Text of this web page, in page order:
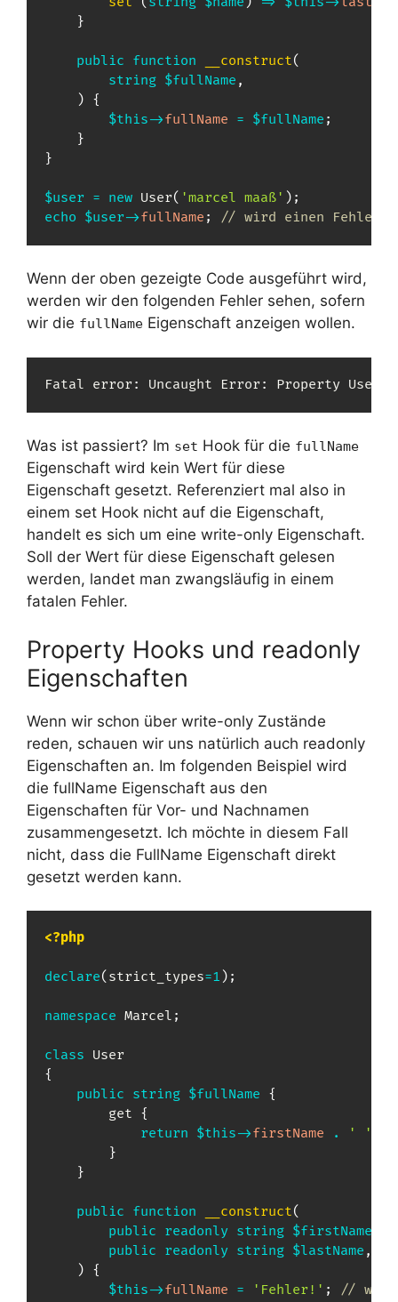
}
public function __construct(
string $fullName ,
) {
$this->fullName = $fullName ;
}
}
$user = new User( 'marcel maaß' ) ;
echo $user->fullName ; // wird einen Fehler
Wenn der oben gezeigte Code ausgeführt wird,
werden wir den folgenden Fehler sehen, sofern
wir die fullName Eigenschaft anzeigen wollen.
Fatal error: Uncaught Error: Property User
Was ist passiert? Im set Hook für die fullName
Eigenschaft wird kein Wert für diese
Eigenschaft gesetzt. Referenziert mal also in
einem set Hook nicht auf die Eigenschaft,
handelt es sich um eine write-only Eigenschaft.
Soll der Wert für diese Eigenschaft gelesen
werden, landet man zwangsläufig in einem
fatalen Fehler.
Property Hooks und readonly
Eigenschaften
Wenn wir schon über write-only Zustände
reden, schauen wir uns natürlich auch readonly
Eigenschaften an. Im folgenden Beispiel wird
die fullName Eigenschaft aus den
Eigenschaften für Vor- und Nachnamen
zusammengesetzt. Ich möchte in diesem Fall
nicht, dass die FullName Eigenschaft direkt
gesetzt werden kann.
<?php
declare( strict_types=1 ) ;
namespace Marcel ;
class User
{
public string $fullName {
        get
{
return $this->firstName . ' '
}
}
public function __construct(
public readonly string $firstName
public readonly string $lastName ,
) {
$this->fullName = 'Fehler!' ;
// wird